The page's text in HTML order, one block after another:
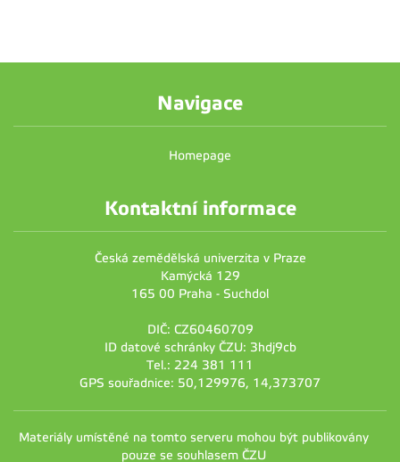
Navigace
Homepage
Kontaktní informace
Česká zemědělská univerzita v Praze
Kamýcká 129
165 00 Praha - Suchdol
DIČ: CZ60460709
ID datové schránky ČZU: 3hdj9cb
Tel.: 224 381 111
GPS souřadnice: 50,129976, 14,373707
Materiály umístěné na tomto serveru mohou být publikovány
pouze se souhlasem ČZU